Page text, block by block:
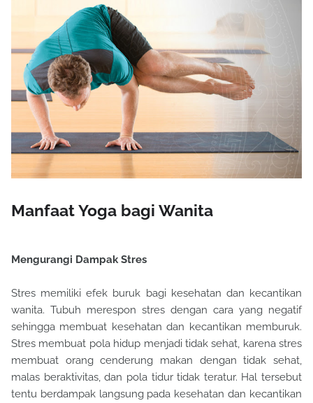
Manfaat Yoga bagi Wanita
Mengurangi Dampak Stres
Stres memiliki efek buruk bagi kesehatan dan kecantikan
wanita. Tubuh merespon stres dengan cara yang negatif
sehingga membuat kesehatan dan kecantikan memburuk.
Stres membuat pola hidup menjadi tidak sehat, karena stres
membuat orang cenderung makan dengan tidak sehat,
malas beraktivitas, dan pola tidur tidak teratur. Hal tersebut
tentu berdampak langsung pada kesehatan dan kecantikan